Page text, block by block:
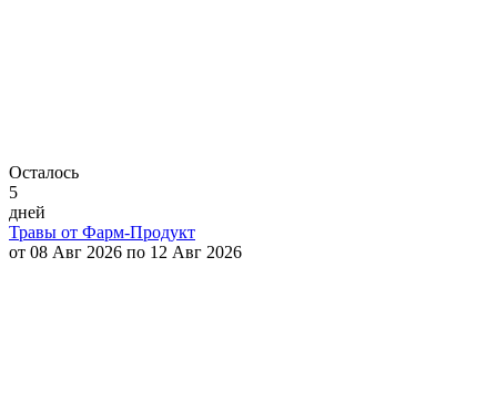
Осталось
5
дней
Травы от Фарм-Продукт
от 08 Авг 2026 по 12 Авг 2026